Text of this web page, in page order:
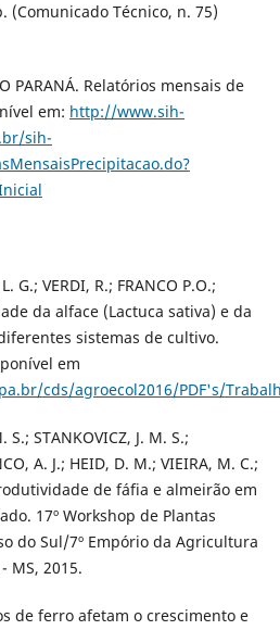
(Comunicado Técnico, n. 75)
PARANÁ. Relatórios mensais de
em: http://www.sih-
sih-
G.; VERDI, R.; FRANCO P.O.;
da alface (Lactuca sativa) e da
sistemas de cultivo.
em
cds/agroecol2016/PDF's/
S.; STANKOVICZ, J. M. S.;
A. J.; HEID, D. M.; VIEIRA, M. C.;
de fáfia e almeirão em
17º Workshop de Plantas
do Sul/7º Empório da Agricultura
MS, 2015.
de ferro afetam o crescimento e